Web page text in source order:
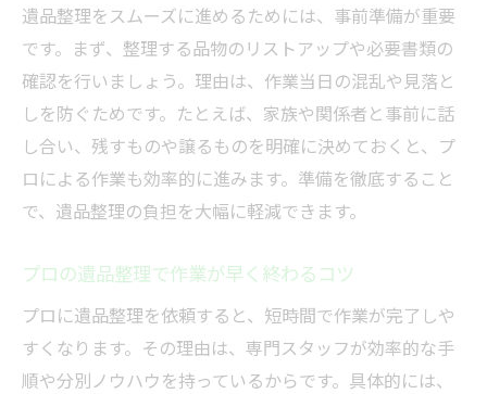
遺品整理をスムーズに進めるためには、事前準備が重要
です。まず、整理する品物のリストアップや必要書類の
確認を行いましょう。理由は、作業当日の混乱や見落と
しを防ぐためです。たとえば、家族や関係者と事前に話
し合い、残すものや譲るものを明確に決めておくと、プ
ロによる作業も効率的に進みます。準備を徹底すること
で、遺品整理の負担を大幅に軽減できます。
プロの遺品整理で作業が早く終わるコツ
プロに遺品整理を依頼すると、短時間で作業が完了しや
すくなります。その理由は、専門スタッフが効率的な手
順や分別ノウハウを持っているからです。具体的には、